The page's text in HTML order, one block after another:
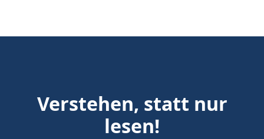
Verstehen, statt nur
lesen!